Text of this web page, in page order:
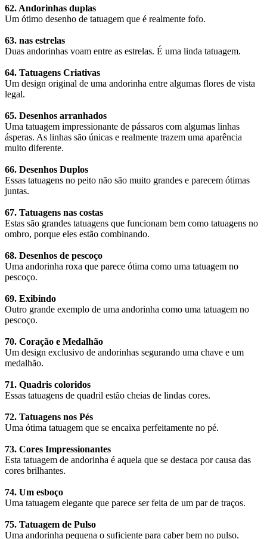
62. Andorinhas duplas
Um ótimo desenho de tatuagem que é realmente fofo.
63. nas estrelas
Duas andorinhas voam entre as estrelas. É uma linda tatuagem.
64. Tatuagens Criativas
Um design original de uma andorinha entre algumas flores de vista
legal.
65. Desenhos arranhados
Uma tatuagem impressionante de pássaros com algumas linhas
ásperas. As linhas são únicas e realmente trazem uma aparência
muito diferente.
66. Desenhos Duplos
Essas tatuagens no peito não são muito grandes e parecem ótimas
juntas.
67. Tatuagens nas costas
Estas são grandes tatuagens que funcionam bem como tatuagens no
ombro, porque eles estão combinando.
68. Desenhos de pescoço
Uma andorinha roxa que parece ótima como uma tatuagem no
pescoço.
69. Exibindo
Outro grande exemplo de uma andorinha como uma tatuagem no
pescoço.
70. Coração e Medalhão
Um design exclusivo de andorinhas segurando uma chave e um
medalhão.
71. Quadris coloridos
Essas tatuagens de quadril estão cheias de lindas cores.
72. Tatuagens nos Pés
Uma ótima tatuagem que se encaixa perfeitamente no pé.
73. Cores Impressionantes
Esta tatuagem de andorinha é aquela que se destaca por causa das
cores brilhantes.
74. Um esboço
Uma tatuagem elegante que parece ser feita de um par de traços.
75. Tatuagem de Pulso
Uma andorinha pequena o suficiente para caber bem no pulso.